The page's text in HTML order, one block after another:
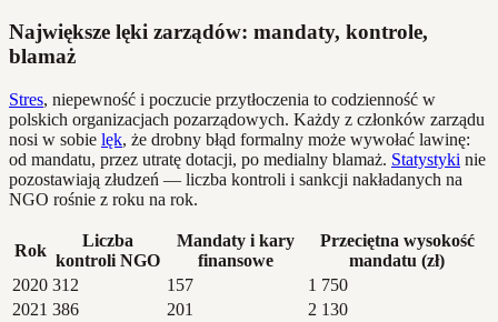
Największe lęki zarządów: mandaty, kontrole,
blamaż
Stres, niepewność i poczucie przytłoczenia to codzienność w
polskich organizacjach pozarządowych. Każdy z członków zarządu
nosi w sobie lęk, że drobny błąd formalny może wywołać lawinę:
od mandatu, przez utratę dotacji, po medialny blamaż. Statystyki nie
pozostawiają złudzeń — liczba kontroli i sankcji nakładanych na
NGO rośnie z roku na rok.
Rok
Liczba
kontroli NGO
Mandaty i kary
finansowe
Przeciętna wysokość
mandatu (zł)
2020 312 157
1 750
2021 386 201
2 130